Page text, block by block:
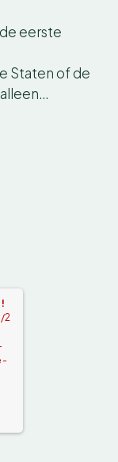
eerste
Staten of de
2